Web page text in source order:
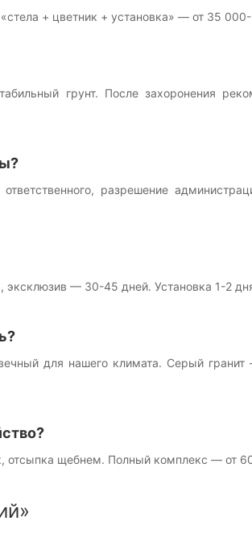
+ цветник + установка» — от 35
грунт. После захоронения
ответственного, разрешение
эксклюзив — 30-45 дней. Установка 1-2
для нашего климата. Серый
отсыпка щебнем. Полный комплекс — от